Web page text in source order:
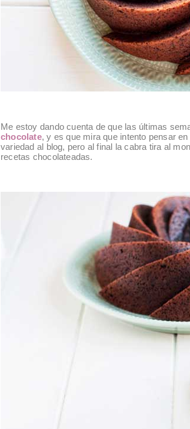
Me estoy dando cuenta de que las últimas
chocolate, y es que mira que intento pensar
variedad al blog, pero al final la cabra tira al
recetas chocolateadas.